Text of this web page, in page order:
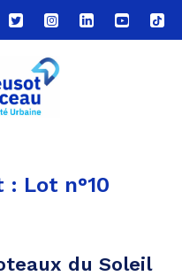
Lien
vers
compte
Twitter
Lien
vers
le
compte
Lien
vers
Lien
vers
Lien
vers
: Lot n°10
du Soleil